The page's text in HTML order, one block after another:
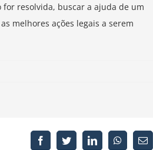
resolvida, buscar a ajuda de um
melhores ações legais a serem
FacebookTwitterLinkedInWhatsApp
E-